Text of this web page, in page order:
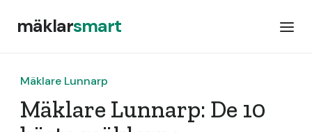
mäklarsmart
Mäklare Lunnarp
Mäklare Lunnarp: De 10